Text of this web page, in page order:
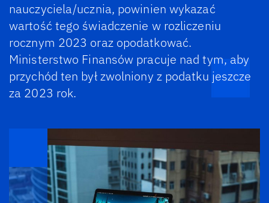
nauczyciela/ucznia, powinien wykazać
wartość tego świadczenie w rozliczeniu
rocznym 2023 oraz opodatkować.
Ministerstwo Finansów pracuje nad tym, aby
przychód ten był zwolniony z podatku jeszcze
za 2023 rok.